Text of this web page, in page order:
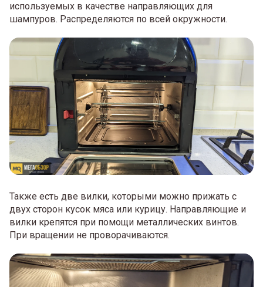
используемых в качестве направляющих для
шампуров. Распределяются по всей окружности.
Также есть две вилки, которыми можно прижать с
двух сторон кусок мяса или курицу. Направляющие и
вилки крепятся при помощи металлических винтов.
При вращении не проворачиваются.